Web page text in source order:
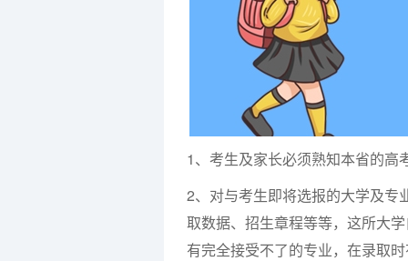
1、考生及家长必须熟知本省的高
2、对与考生即将选报的大学及专
取数据、招生章程等等，这所大
有完全接受不了的专业，在录取